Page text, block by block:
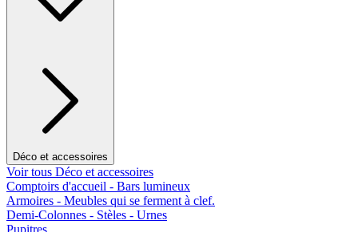
Déco et accessoires
Voir tous Déco et accessoires
Comptoirs d'accueil - Bars lumineux
Armoires - Meubles qui se ferment à clef.
Demi-Colonnes - Stèles - Urnes